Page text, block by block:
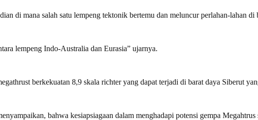
di mana salah satu lempeng tektonik bertemu dan meluncur perlahan-lahan
lempeng Indo-Australia dan Eurasia” ujarnya.
berkekuatan 8,9 skala richter yang dapat terjadi di barat daya Siberut
bahwa kesiapsiagaan dalam menghadapi potensi gempa